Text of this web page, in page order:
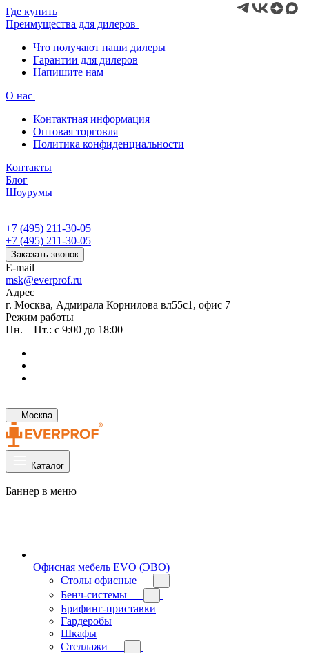
Где купить
Преимущества для дилеров
Что получают наши дилеры
Гарантии для дилеров
Напишите нам
О нас
Контактная информация
Оптовая торговля
Политика конфиденциальности
Контакты
Блог
Шоурумы
+7 (495) 211-30-05
+7 (495) 211-30-05
Заказать звонок
E-mail
msk@everprof.ru
Адрес
г. Москва, Адмирала Корнилова вл55с1, офис 7
Режим работы
Пн. – Пт.: с 9:00 до 18:00
Москва
Каталог
Баннер в меню
Офисная мебель EVO (ЭВО)
Cтолы офисные
Бенч-системы
Брифинг-приставки
Гардеробы
Шкафы
Стеллажи